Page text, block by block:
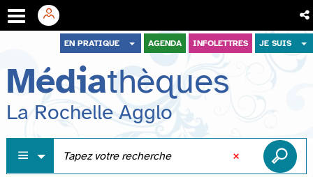
menu
contenu
recherche
EN PRATIQUE AGENDA INFOLETTRES JE SUIS
Médiathèques
La Rochelle Agglo